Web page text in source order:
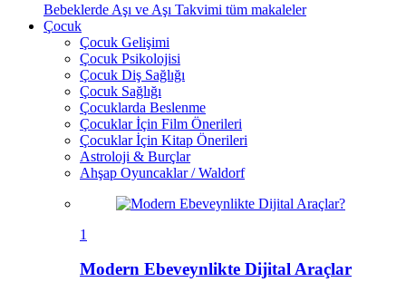
Bebeklerde Aşı ve Aşı Takvimi tüm makaleler
Çocuk
Çocuk Gelişimi
Çocuk Psikolojisi
Çocuk Diş Sağlığı
Çocuk Sağlığı
Çocuklarda Beslenme
Çocuklar İçin Film Önerileri
Çocuklar İçin Kitap Önerileri
Astroloji & Burçlar
Ahşap Oyuncaklar / Waldorf
1
Modern Ebeveynlikte Dijital Araçlar